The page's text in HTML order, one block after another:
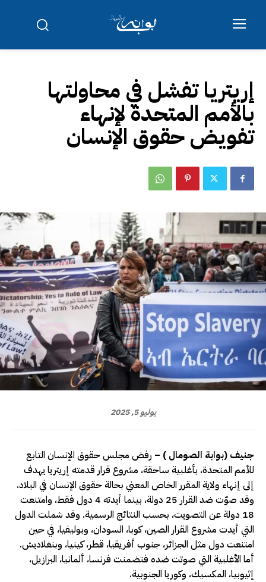
إريتريا تفشل في محاولتها
بالأمم المتحدة لإنهاء
تفويض حقوق الإنسان
يوليو 5, 2025
جنيف (بوابة الصومال ) – رفض مجلس حقوق الإنسان التابع
للأمم المتحدة، بأغلبية ساحقة، مشروع قرار قدمته إريتريا يهدف
إلى إنهاء ولاية المقرر الخاص المعني بحالة حقوق الإنسان في البلاد.
وقد صوّت ضد القرار 25 دولة، بينما أيدته 4 دول فقط، وامتنعت
18 دولة عن التصويت، بحسب النتائج الرسمية. وقد شملت الدول
التي أيدت مشروع القرار الصين، كوبا، السودان، وبوليفيا، في حين
امتنعت دول مثل الجزائر، جنوب أفريقيا، قطر، كينيا، وبنغلاديش.
أما الأغلبية التي صوتت ضده فتضمنت فرنسا، ألمانيا، البرازيل،
إثيوبيا، المكسيك، وكوريا الجنوبية.